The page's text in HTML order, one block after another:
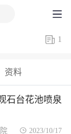
1
资料
石台花池喷泉
2023/10/17